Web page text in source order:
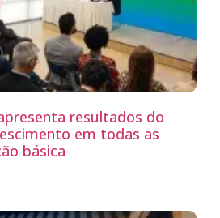
resultados do
em todas as
básica